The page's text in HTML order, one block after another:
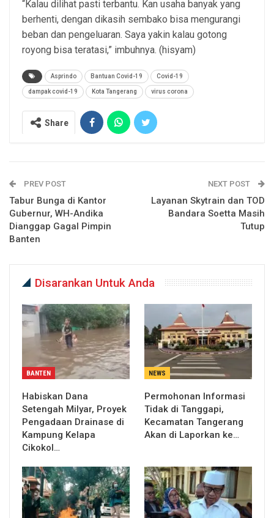
“Kalau dilihat pasti terbantu. Kan usaha banyak yang
berhenti, dengan dikasih sembako bisa mengurangi
beban dan pengeluaran. Saya yakin kalau gotong
royong bisa teratasi,” imbuhnya. (hisyam)
Asprindo Bantuan Covid-19 Covid-19
dampak covid-19 Kota Tangerang virus corona
Share
PREV POST
Tabur Bunga di Kantor
Gubernur, WH-Andika
Dianggap Gagal Pimpin
Banten
NEXT POST
Layanan Skytrain dan TOD
Bandara Soetta Masih
Tutup
Disarankan Untuk Anda
BANTEN
Habiskan Dana
Setengah Milyar, Proyek
Pengadaan Drainase di
Kampung Kelapa
Cikokol…
NEWS
Permohonan Informasi
Tidak di Tanggapi,
Kecamatan Tangerang
Akan di Laporkan ke…